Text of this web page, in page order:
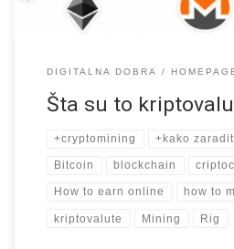
DIGITALNA DOBRA
Šta su to
+cryptomining +kako
Bitcoin blockchain
How to earn online how to
kriptovalute Mining Rig